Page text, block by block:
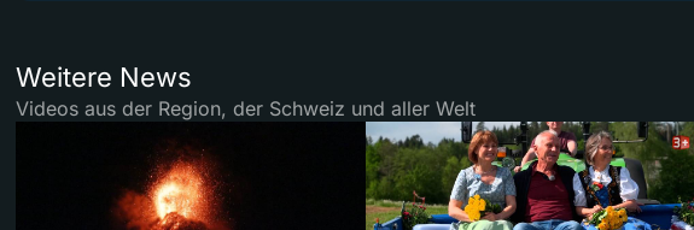
Weitere News
Videos aus der Region, der Schweiz und aller Welt